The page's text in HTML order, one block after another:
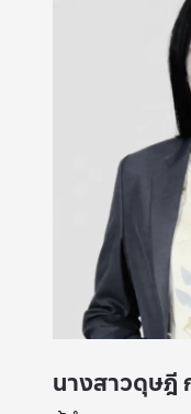
นางสาวดุษฎี